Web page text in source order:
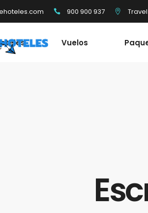
900 900 937
Vuelos